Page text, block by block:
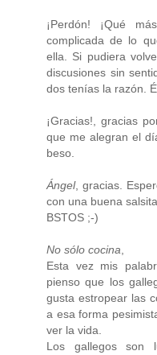
¡Perdón! ¡Qué
complicada de lo
ella. Si pudiera
discusiones sin
dos tenías la razón.
¡Gracias!, gracias
que me alegran el
beso.
Ángel, gracias.
con una buena
BSTOS ;-)
No sólo cocina
Esta vez mis
pienso que los
gusta estropear las
a esa forma
ver la vida.
Los gallegos son